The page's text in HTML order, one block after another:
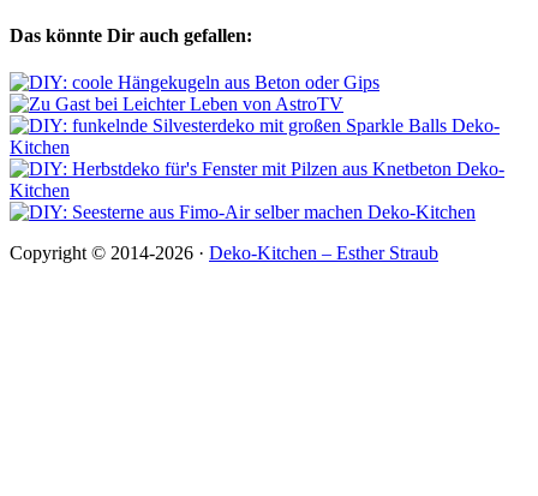
Das könnte Dir auch gefallen:
Copyright © 2014-2026 · Deko-Kitchen – Esther Straub